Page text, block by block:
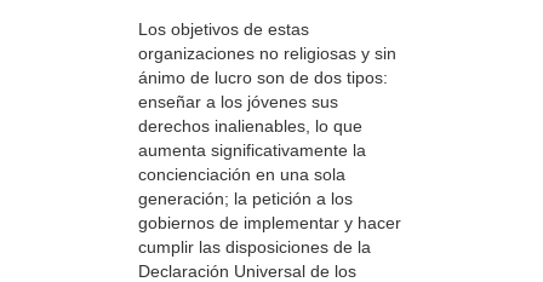
Los objetivos de estas
organizaciones no religiosas y sin
ánimo de lucro son de dos tipos:
enseñar a los jóvenes sus
derechos inalienables, lo que
aumenta significativamente la
concienciación en una sola
generación; la petición a los
gobiernos de implementar y hacer
cumplir las disposiciones de la
Declaración Universal de los